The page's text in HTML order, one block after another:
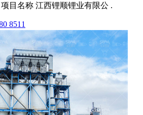
目名称 江西锂顺锂业有限公 .
8511